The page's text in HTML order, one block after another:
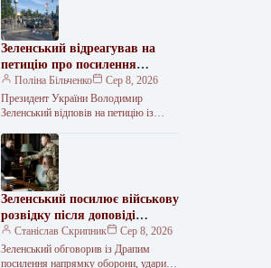
командування. Про це у відділенні
комунікацій
Зеленський відреагував на
петицію про посилення
відповідальності за
порушення ПДР після
смертельної ДТП
Поліна Більченко
Сер 8, 2026
Президент України Володимир
Зеленський відповів на петицію із
порушників правил дорожнього руху.
Петицію подав Олексій Глушич —…
Зеленський посилює військову
розвідку після доповіді
Драпатого
Станіслав Скрипник
Сер 8, 2026
Зеленський обговорив із Драпим
посилення напрямку оборони, удари